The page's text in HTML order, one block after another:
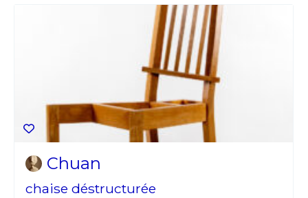
Chuan
chaise déstructurée